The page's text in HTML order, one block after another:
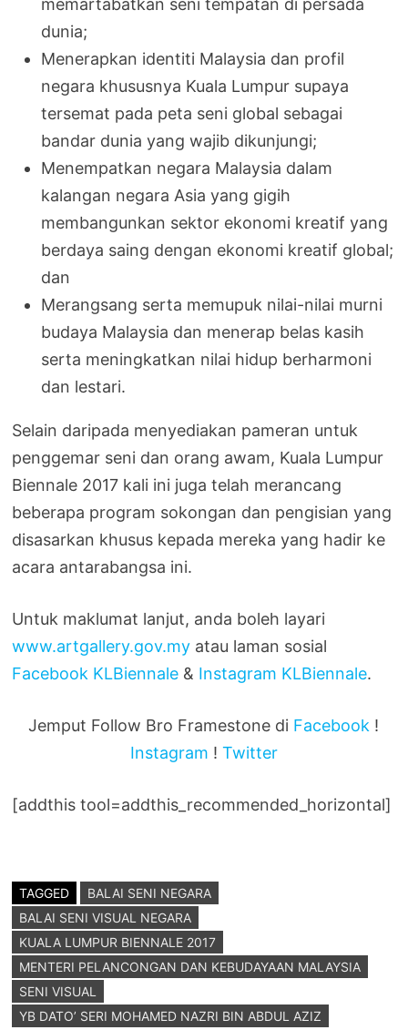
memartabatkan seni tempatan di persada
dunia;
Menerapkan identiti Malaysia dan profil
negara khususnya Kuala Lumpur supaya
tersemat pada peta seni global sebagai
bandar dunia yang wajib dikunjungi;
Menempatkan negara Malaysia dalam
kalangan negara Asia yang gigih
membangunkan sektor ekonomi kreatif yang
berdaya saing dengan ekonomi kreatif global;
dan
Merangsang serta memupuk nilai-nilai murni
budaya Malaysia dan menerap belas kasih
serta meningkatkan nilai hidup berharmoni
dan lestari.
Selain daripada menyediakan pameran untuk
penggemar seni dan orang awam, Kuala Lumpur
Biennale 2017 kali ini juga telah merancang
beberapa program sokongan dan pengisian yang
disasarkan khusus kepada mereka yang hadir ke
acara antarabangsa ini.
Untuk maklumat lanjut, anda boleh layari
www.artgallery.gov.my atau laman sosial
Facebook KLBiennale & Instagram KLBiennale.
Jemput Follow Bro Framestone di Facebook !
Instagram ! Twitter
[addthis tool=addthis_recommended_horizontal]
TAGGED
BALAI SENI NEGARA
BALAI SENI VISUAL NEGARA
KUALA LUMPUR BIENNALE 2017
MENTERI PELANCONGAN DAN KEBUDAYAAN MALAYSIA
SENI VISUAL
YB DATO’ SERI MOHAMED NAZRI BIN ABDUL AZIZ